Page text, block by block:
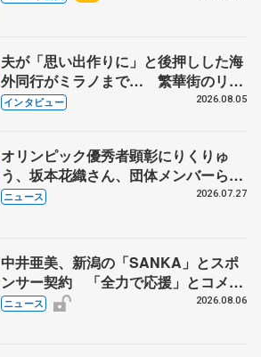
夫が「思い出作りに」と後押しした海
外同行がミラノまで… 繁華街のリン
クでは不良のお兄さんも味方に 小林
インタビュー 2026.08.05
オリンピック優秀者顕彰にりくりゅ
う、坂本花織さん、団体メンバーら
8月7日に文科省が表彰式、ブルーノ・
ニュース 2026.07.27
中井亜美、新潟の「SANKA」とスポ
ンサー契約 「全力で応援」とコメン
ト
ニュース 2026.08.06